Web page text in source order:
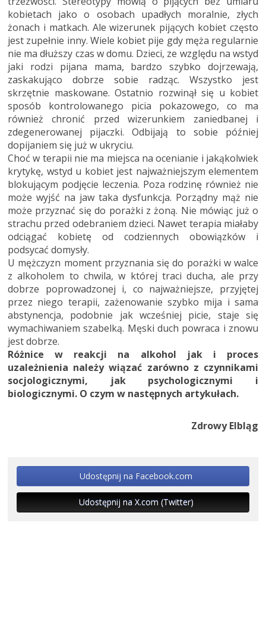
kobietach jako o osobach upadłych moralnie, złych
żonach i matkach. Ale wizerunek pijących kobiet często
jest zupełnie inny. Wiele kobiet pije gdy męża regularnie
nie ma dłuższy czas w domu. Dzieci, ze względu na wstyd
jaki rodzi pijana mama, bardzo szybko dojrzewają,
zaskakująco dobrze sobie radząc. Wszystko jest
skrzętnie maskowane. Ostatnio rozwinął się u kobiet
sposób kontrolowanego picia pokazowego, co ma
również chronić przed wizerunkiem zaniedbanej i
zdegenerowanej pijaczki. Odbijają to sobie później
dopijaniem się już w ukryciu.
Choć w terapii nie ma miejsca na ocenianie i jakąkolwiek
krytykę, wstyd u kobiet jest najważniejszym elementem
blokującym podjęcie leczenia. Poza rodzinę również nie
może wyjść na jaw taka dysfunkcja. Porządny mąż nie
może przyznać się do porażki z żoną. Nie mówiąc już o
strachu przed odebraniem dzieci. Nawet terapia miałaby
odciągać kobietę od codziennych obowiązków i
podsycać domysły.
U mężczyzn moment przyznania się do porażki w walce
z alkoholem to chwila, w której traci ducha, ale przy
dobrze poprowadzonej i, co najważniejsze, przyjętej
przez niego terapii, zażenowanie szybko mija i sama
abstynencja, podobnie jak wcześniej picie, staje się
wymachiwaniem szabelką. Męski duch powraca i znowu
jest dobrze.
Różnice w reakcji na alkohol jak i proces
uzależnienia należy wiązać zarówno z czynnikami
socjologicznymi, jak psychologicznymi i
biologicznymi. O czym w następnych artykułach.
Zdrowy Elbląg
Udostępnij na Facebook.com
Udostępnij na X.com (Twitter)